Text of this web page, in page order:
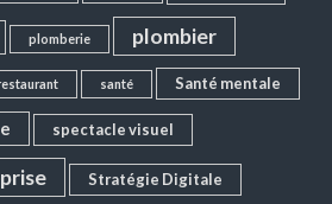
plomberie plombier
santé Santé mentale
spectacle visuel
Stratégie Digitale